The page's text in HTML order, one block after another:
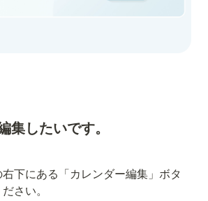
集したいです。
下にある「カレンダー編集」ボタ
さい。